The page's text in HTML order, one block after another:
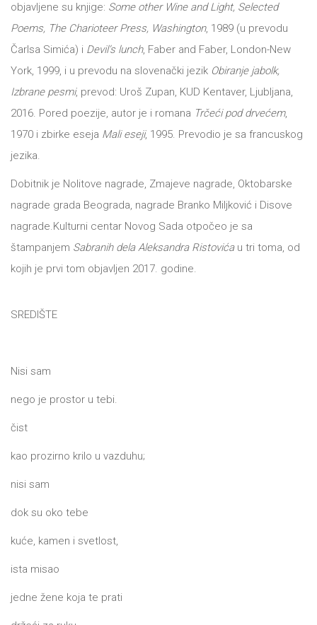
12/19+
Portreti
Pro/za
Trgni
objavljene su knjige: Some other Wine and Light, Selected
Poems, The Charioteer Press, Washington, 1989 (u prevodu
Čarlsa Simića) i Devil’s lunch, Faber and Faber, London-New
York, 1999, i u prevodu na slovenački jezik Obiranje jabolk,
Izbrane pesmi, prevod: Uroš Zupan, KUD Kentaver, Ljubljana,
2016. Pored poezije, autor je i romana Trčeći pod drvećem,
1970 i zbirke eseja Mali eseji, 1995. Prevodio je sa francuskog
jezika.
Dobitnik je Nolitove nagrade, Zmajeve nagrade, Oktobarske
nagrade grada Beograda, nagrade Branko Miljković i Disove
nagrade.Kulturni centar Novog Sada otpočeo je sa
štampanjem Sabranih dela Aleksandra Ristovićau tri toma, od
kojih je prvi tom objavljen 2017. godine.
SREDIŠTE
Nisi sam
nego je prostor u tebi.
čist
kao prozirno krilo u vazduhu;
nisi sam
dok su oko tebe
kuće, kamen i svetlost,
ista misao
jedne žene koja te prati